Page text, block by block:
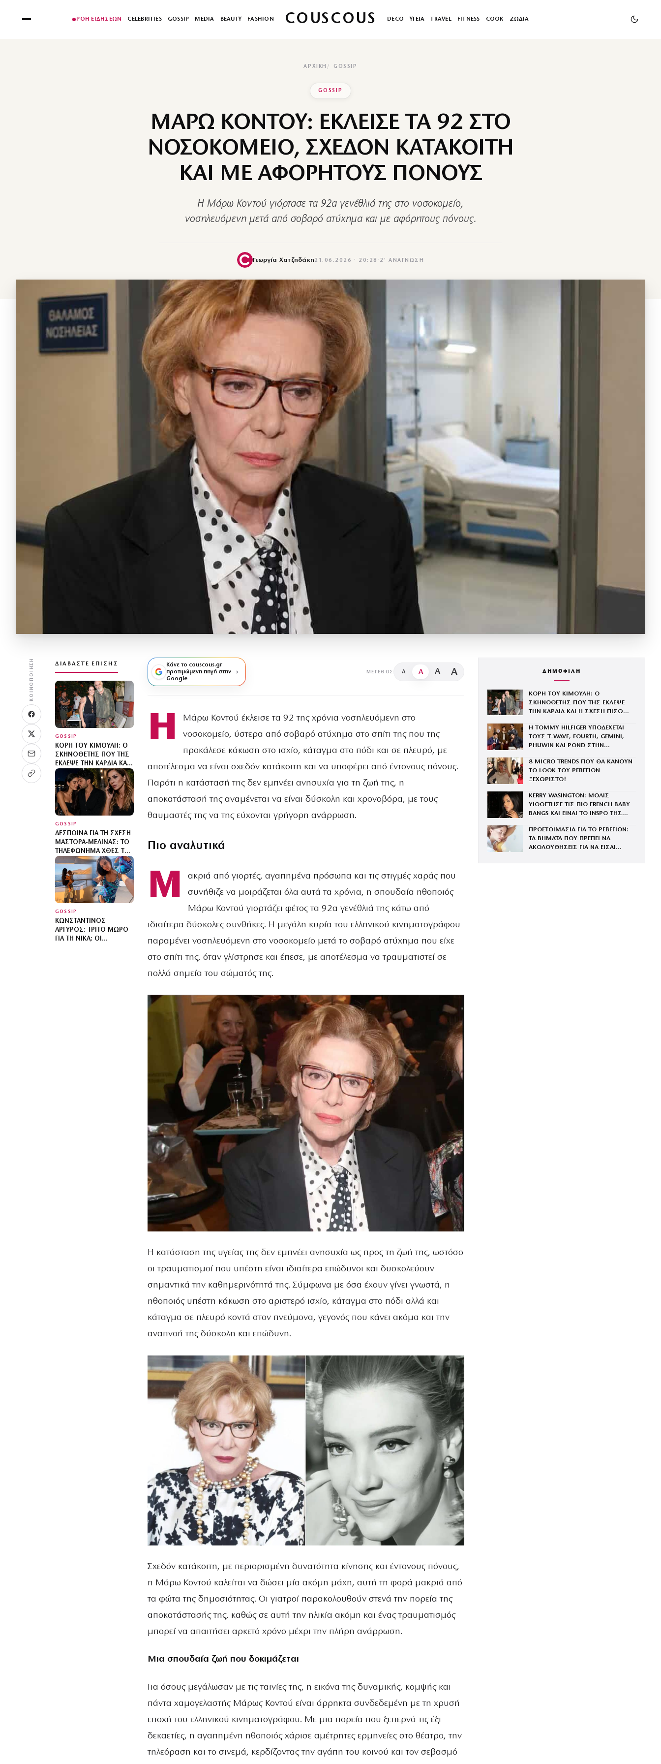
ΡΟΗ ΕΙΔΗΣΕΩΝ CELEBRITIES GOSSIP MEDIA BEAUTY FASHION COUSCOUS DECO ΥΓΕΙΑ TRAVEL FITNESS COOK ΖΩΔΙΑ
ΑΡΧΙΚΉ GOSSIP
GOSSIP
ΜΑΡΩ ΚΟΝΤΟΥ: ΕΚΛΕΙΣΕ ΤΑ 92 ΣΤΟ
ΝΟΣΟΚΟΜΕΙΟ, ΣΧΕΔΟΝ ΚΑΤΑΚΟΙΤΗ
ΚΑΙ ΜΕ ΑΦΟΡΗΤΟΥΣ ΠΟΝΟΥΣ
Η Μάρω Κοντού γιόρτασε τα 92α γενέθλιά της στο νοσοκομείο,
νοσηλευόμενη μετά από σοβαρό ατύχημα και με αφόρητους πόνους.
Γεωργία Χατζηδάκη21.06.2026 · 20:28 · 2′ ΑΝΆΓΝΩΣΗ
ΚΟΙΝΟΠΟΊΗΣΗ ΔΙΑΒΆΣΤΕ ΕΠΊΣΗΣ
GOSSIP
ΚΌΡΗ ΤΟΥ ΚΙΜΟΎΛΗ: Ο
ΣΚΗΝΟΘΈΤΗΣ ΠΟΥ ΤΗΣ
ΈΚΛΕΨΕ ΤΗΝ ΚΑΡΔΙΆ ΚΑΙ
Η ΣΧΈΣΗ ΠΊΣΩ ΑΠΌ ΤΑ
ΦΏΤΑ
GOSSIP
ΔΈΣΠΟΙΝΑ ΓΙΑ ΤΗ ΣΧΈΣΗ
ΜΆΣΤΟΡΑ-ΜΕΛΊΝΑΣ: ΤΟ
ΤΗΛΕΦΏΝΗΜΑ ΧΘΕΣ ΤΟ
ΒΡΆΔΥ ΚΑΙ Η ΑΥΣΤΗΡΉ
ΠΡΟΕΙΔΟΠΟΊΗΣΗ
GOSSIP
ΚΩΝΣΤΑΝΤΊΝΟΣ
ΑΡΓΥΡΌΣ: ΤΡΊΤΟ ΜΩΡΌ
ΓΙΑ ΤΗ ΝΊΚΑ; ΟΙ
Κάνε το couscous.gr
προτιμώμενη πηγή στην
Google
ΜΈΓΕΘΟΣ A A A A
Η
Μάρω Κοντού έκλεισε τα 92 της χρόνια νοσηλευόμενη στο
νοσοκομείο, ύστερα από σοβαρό ατύχημα στο σπίτι της που της
προκάλεσε κάκωση στο ισχίο, κάταγμα στο πόδι και σε πλευρό, με
αποτέλεσμα να είναι σχεδόν κατάκοιτη και να υποφέρει από έντονους πόνους.
Παρότι η κατάστασή της δεν εμπνέει ανησυχία για τη ζωή της, η
αποκατάστασή της αναμένεται να είναι δύσκολη και χρονοβόρα, με τους
θαυμαστές της να της εύχονται γρήγορη ανάρρωση.
Πιο αναλυτικά
Μ
ακριά από γιορτές, αγαπημένα πρόσωπα και τις στιγμές χαράς που
συνήθιζε να μοιράζεται όλα αυτά τα χρόνια, η σπουδαία ηθοποιός
Μάρω Κοντού γιορτάζει φέτος τα 92α γενέθλιά της κάτω από
ιδιαίτερα δύσκολες συνθήκες. Η μεγάλη κυρία του ελληνικού κινηματογράφου
παραμένει νοσηλευόμενη στο νοσοκομείο μετά το σοβαρό ατύχημα που είχε
στο σπίτι της, όταν γλίστρησε και έπεσε, με αποτέλεσμα να τραυματιστεί σε
πολλά σημεία του σώματός της.
Η κατάσταση της υγείας της δεν εμπνέει ανησυχία ως προς τη ζωή της, ωστόσο
οι τραυματισμοί που υπέστη είναι ιδιαίτερα επώδυνοι και δυσκολεύουν
σημαντικά την καθημερινότητά της. Σύμφωνα με όσα έχουν γίνει γνωστά, η
ηθοποιός υπέστη κάκωση στο αριστερό ισχίο, κάταγμα στο πόδι αλλά και
κάταγμα σε πλευρό κοντά στον πνεύμονα, γεγονός που κάνει ακόμα και την
αναπνοή της δύσκολη και επώδυνη.
Σχεδόν κατάκοιτη, με περιορισμένη δυνατότητα κίνησης και έντονους πόνους,
η Μάρω Κοντού καλείται να δώσει μία ακόμη μάχη, αυτή τη φορά μακριά από
τα φώτα της δημοσιότητας. Οι γιατροί παρακολουθούν στενά την πορεία της
αποκατάστασής της, καθώς σε αυτή την ηλικία ακόμη και ένας τραυματισμός
μπορεί να απαιτήσει αρκετό χρόνο μέχρι την πλήρη ανάρρωση.
Μια σπουδαία ζωή που δοκιμάζεται
Για όσους μεγάλωσαν με τις ταινίες της, η εικόνα της δυναμικής, κομψής και
πάντα χαμογελαστής Μάρως Κοντού είναι άρρηκτα συνδεδεμένη με τη χρυσή
εποχή του ελληνικού κινηματογράφου. Με μια πορεία που ξεπερνά τις έξι
δεκαετίες, η αγαπημένη ηθοποιός χάρισε αμέτρητες ερμηνείες στο θέατρο, την
τηλεόραση και το σινεμά, κερδίζοντας την αγάπη του κοινού και τον σεβασμό
ΔΗΜΟΦΙΛΗ
ΚΟΡΗ ΤΟΥ ΚΙΜΟΥΛΗ: Ο
ΣΚΗΝΟΘΕΤΗΣ ΠΟΥ ΤΗΣ ΕΚΛΕΨΕ
ΤΗΝ ΚΑΡΔΙΑ ΚΑΙ Η ΣΧΕΣΗ ΠΙΣΩ
Η TOMMY HILFIGER ΥΠΟΔΕΧΕΤΑΙ
ΤΟΥΣ Τ-WAVE, FOURTH, GEMINI,
PHUWIN ΚΑΙ POND ΣΤΗΝ
8 MICRO TRENDS ΠΟΥ ΘΑ ΚΑΝΟΥΝ
ΤΟ LOOK ΤΟΥ ΡΕΒΕΓΙΟΝ
ΞΕΧΩΡΙΣΤΟ!
KERRY WASINGTON: ΜΟΛΙΣ
ΥΙΟΘΕΤΗΣΕ ΤΙΣ ΠΙΟ FRENCH BABY
BANGS ΚΑΙ ΕΙΝΑΙ ΤΟ INSPO ΤΗΣ
ΠΡΟΕΤΟΙΜΑΣΙΑ ΓΙΑ ΤΟ ΡΕΒΕΓΙΟΝ:
ΤΑ ΒΗΜΑΤΑ ΠΟΥ ΠΡΕΠΕΙ ΝΑ
ΑΚΟΛΟΥΘΗΣΕΙΣ ΓΙΑ ΝΑ ΕΙΣΑΙ